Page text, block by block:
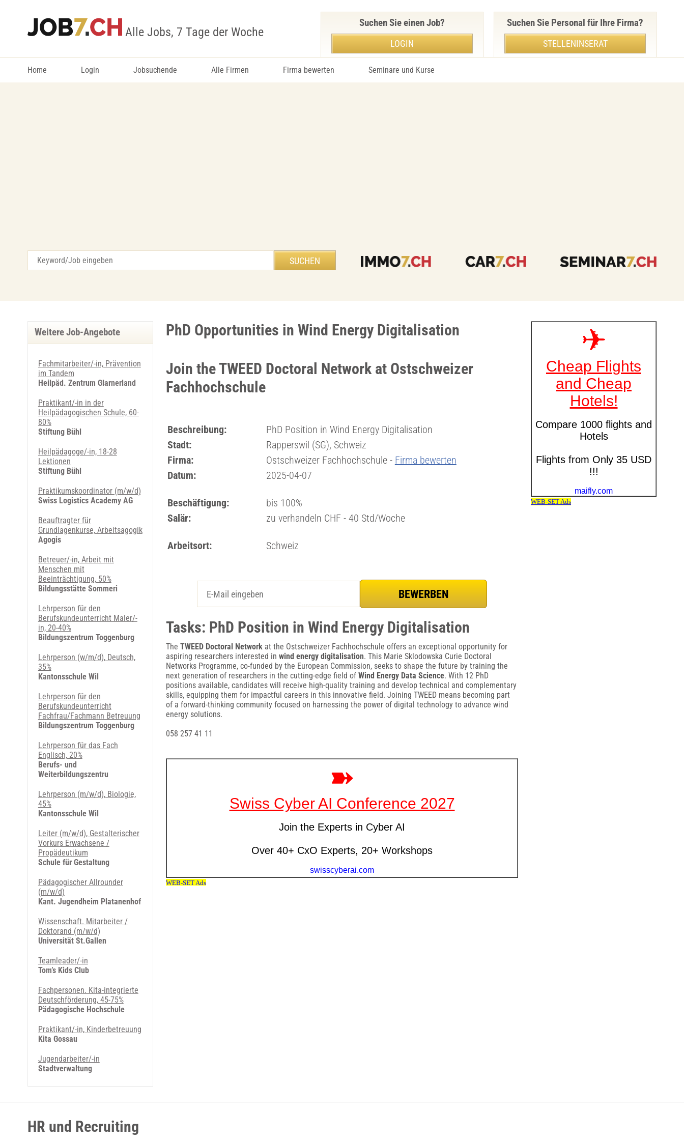
Alle Jobs, 7 Tage der Woche
Home Login Jobsuchende Alle Firmen Firma bewerten Seminare und Kurse
Suchen Sie einen Job?
LOGIN
Suchen Sie Personal für Ihre Firma?
STELLENINSERAT
PhD Opportunities in Wind Energy Digitalisation
Join the TWEED Doctoral Network at Ostschweizer
Fachhochschule
Beschreibung:
PhD Position in Wind Energy Digitalisation
Stadt:
Rapperswil (SG), Schweiz
Firma:
Ostschweizer Fachhochschule - Firma bewerten
Datum:
2025-04-07
Beschäftigung:
bis 100%
Salär:
zu verhandeln CHF - 40 Std/Woche
Arbeitsort: Schweiz
Tasks: PhD Position in Wind Energy Digitalisation
The TWEED Doctoral Networkat the Ostschweizer Fachhochschule offers an exceptional opportunity for
aspiring researchers interested in wind energy digitalisation. This Marie Sklodowska Curie Doctoral
Networks Programme, co-funded by the European Commission, seeks to shape the future by training the
next generation of researchers in the cutting-edge field of Wind Energy Data Science. With 12 PhD
positions available, candidates will receive high-quality training and develop technical and complementary
skills, equipping them for impactful careers in this innovative field. Joining TWEED means becoming part
of a forward-thinking community focused on harnessing the power of digital technology to advance wind
energy solutions.
058 257 41 11
Weitere Job-Angebote
Fachmitarbeiter/-in, Prävention
im Tandem
Heilpäd. Zentrum Glarnerland
Praktikant/-in in der
Heilpädagogischen Schule, 60-
80%
Stiftung Bühl
Heilpädagoge/-in, 18-28
Lektionen
Stiftung Bühl
Praktikumskoordinator (m/w/d)
Swiss Logistics Academy AG
Beauftragter für
Grundlagenkurse, Arbeitsagogik
Agogis
Betreuer/-in, Arbeit mit
Menschen mit
Beeinträchtigung, 50%
Bildungsstätte Sommeri
Lehrperson für den
Berufskundeunterricht Maler/-
in, 20-40%
Bildungszentrum Toggenburg
Lehrperson (w/m/d), Deutsch,
35%
Kantonsschule Wil
Lehrperson für den
Berufskundeunterricht
Fachfrau/Fachmann Betreuung
Bildungszentrum Toggenburg
Lehrperson für das Fach
Englisch, 20%
Berufs- und
Weiterbildungszentru
Lehrperson (m/w/d), Biologie,
45%
Kantonsschule Wil
Leiter (m/w/d), Gestalterischer
Vorkurs Erwachsene /
Propädeutikum
Schule für Gestaltung
Pädagogischer Allrounder
(m/w/d)
Kant. Jugendheim Platanenhof
Wissenschaft. Mitarbeiter /
Doktorand (m/w/d)
Universität St.Gallen
Teamleader/-in
Tom’s Kids Club
Fachpersonen. Kita-integrierte
Deutschförderung, 45-75%
Pädagogische Hochschule
Praktikant/-in, Kinderbetreuung
Kita Gossau
Jugendarbeiter/-in
Stadtverwaltung
HR und Recruiting